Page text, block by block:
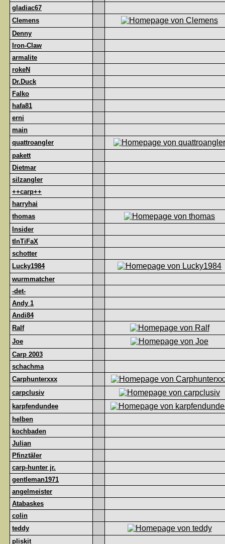
gladiac67
Clemens
Denny
Iron-Claw
armalite
rokeN
Dr.Duck
Falko
hafa81
erni
main
quattroangler
pakett
Dietmar
silzangler
++carp++
harryhai
thomas
Insider
tInTiFaX
schotter
Lucky1984
wurmmatcher
-det-
Andy 1
Andi84
Ralf
Joe
Carp 2003
schachma
Carphunterxxx
carpclusiv
karpfendundee
helben
kochbaden
Julian
Pfinztäler
carp-hunter jr.
gentleman1971
angelmeister
Atabaskes
colin
teddy
pliskit